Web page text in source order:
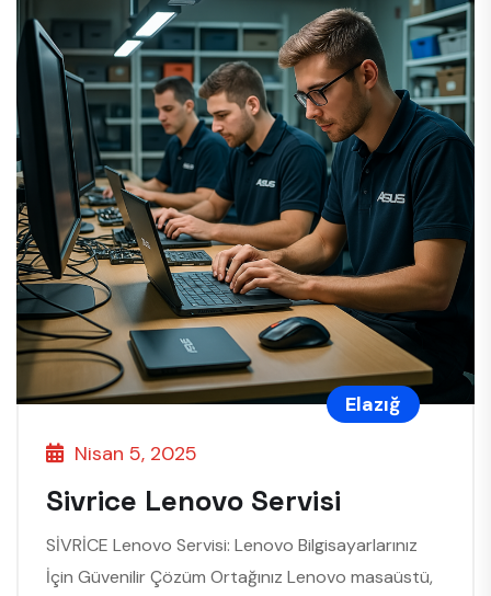
Elazığ
Nisan 5, 2025
Sivrice Lenovo Servisi
SİVRİCE Lenovo Servisi: Lenovo Bilgisayarlarınız
İçin Güvenilir Çözüm Ortağınız Lenovo masaüstü,